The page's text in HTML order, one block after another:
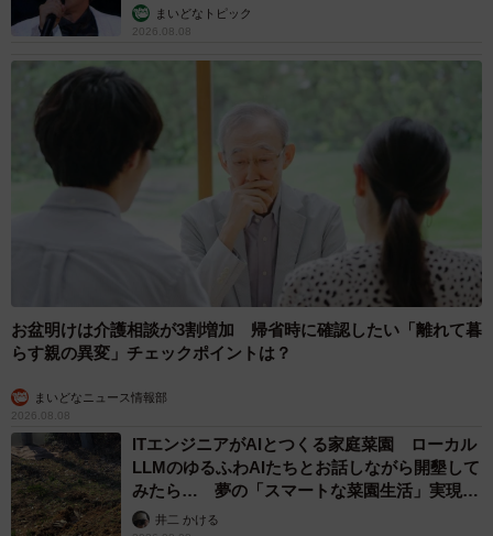
まいどなトピック
2026.08.08
お盆明けは介護相談が3割増加 帰省時に確認したい「離れて暮
らす親の異変」チェックポイントは？
まいどなニュース情報部
2026.08.08
ITエンジニアがAIとつくる家庭菜園 ローカル
LLMのゆるふわAIたちとお話しながら開墾して
みたら… 夢の「スマートな菜園生活」実現な
るか井二 かける